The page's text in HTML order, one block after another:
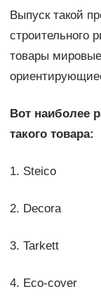
Выпуск такой
строительного
товары
Вот наиболее
такого товара:
1. Steico
2. Decora
3. Tarkett
4. Eco-cover